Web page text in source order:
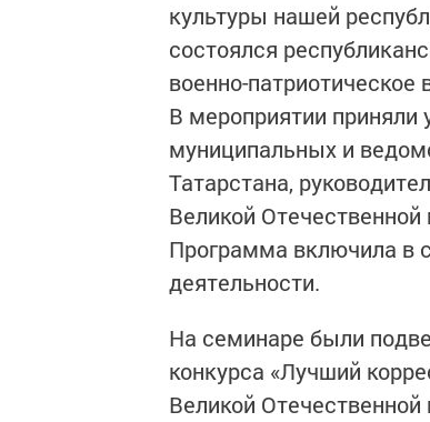
культуры нашей
состоялся
военно-патриотическое
В мероприятии приняли
муниципальных и
Татарстана,
Великой
Программа включила в
деятельности.
На семинаре были
конкурса «Лучший
Великой